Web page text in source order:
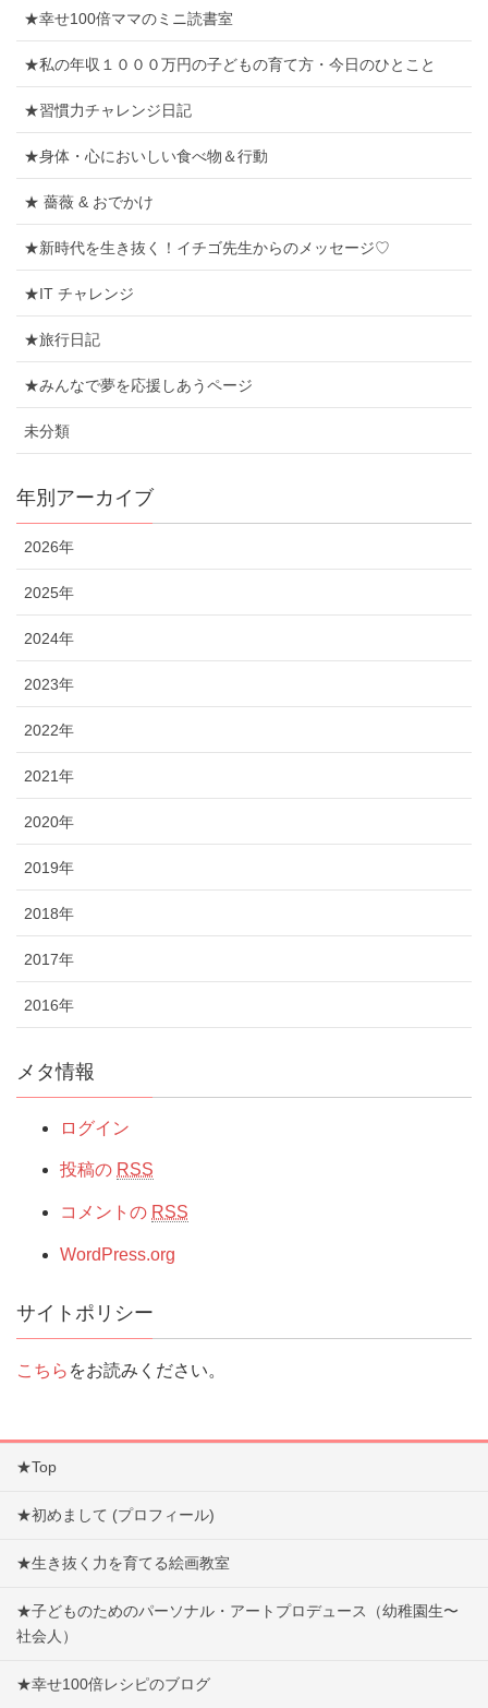
★幸せ100倍ママのミニ読書室
★私の年収１０００万円の子どもの育て方・今日のひとこと
★習慣力チャレンジ日記
★身体・心においしい食べ物＆行動
★ 薔薇 & おでかけ
★新時代を生き抜く！イチゴ先生からのメッセージ♡
★IT チャレンジ
★旅行日記
★みんなで夢を応援しあうページ
未分類
年別アーカイブ
2026年
2025年
2024年
2023年
2022年
2021年
2020年
2019年
2018年
2017年
2016年
メタ情報
ログイン
投稿の RSS
コメントの RSS
WordPress.org
サイトポリシー
こちら をお読みください。
★Top
★初めまして (プロフィール)
★生き抜く力を育てる絵画教室
★子どものためのパーソナル・アートプロデュース（幼稚園生〜
社会人）
★幸せ100倍レシピのブログ